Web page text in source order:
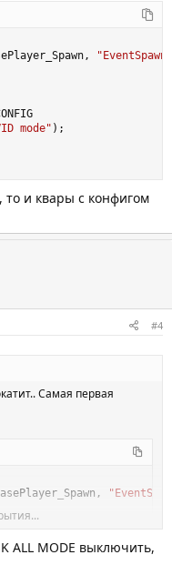
, "EventSpawn"
mode" ) ;
то и квары с конфигом
#4
Самая первая
,
ALL MODE выключить,